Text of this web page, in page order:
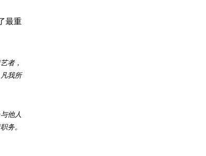
最重
者，
我所
他人
务。